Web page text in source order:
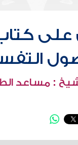
على
: مساعد